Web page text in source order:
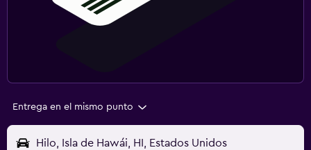
Entrega en el mismo punto
Hilo, Isla de Hawái, HI, Estados Unidos